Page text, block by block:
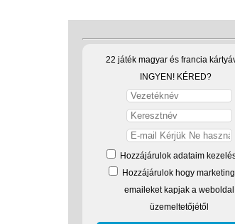
22 játék magyar és francia
INGYEN! KÉRED?
Hozzájárulok adataim
Hozzájárulok hogy
emaileket kapjak a weboldal
üzemeltetőjétől